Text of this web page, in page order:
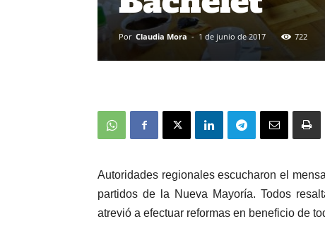
Por Claudia Mora - 1 de junio de 2017 722
Autoridades regionales escucharon el
partidos de la Nueva Mayoría. Todos
atrevió a efectuar reformas en beneficio de